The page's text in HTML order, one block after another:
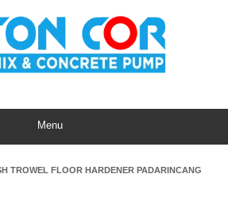
Menu
TROWEL FLOOR HARDENER PADARINCANG